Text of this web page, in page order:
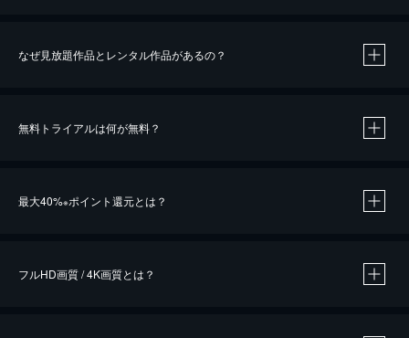
なぜ見放題作品とレンタル作品があるの？
無料トライアルは何が無料？
最大40%※ポイント還元とは？
フルHD画質 / 4K画質とは？